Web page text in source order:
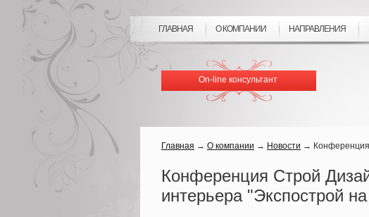
ГЛАВНАЯ О КОМПАНИИ НАПРАВЛЕНИЯ
On-line консультант
Главная → О компании → Новости →
Конференция Строй
интерьера "Экспострой